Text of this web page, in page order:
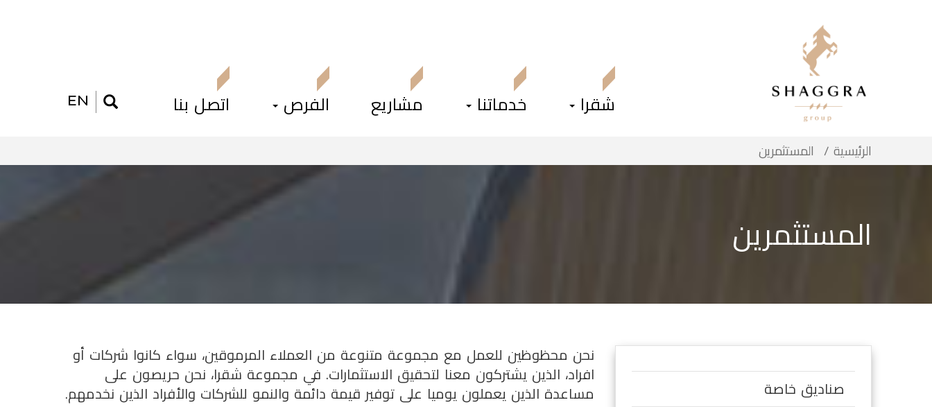
EN شقرا خدماتنا مشاريع الفرص اتصل بنا
الرئيسية المستثمرين
المستثمرين
صناديق خاصة
نحن محظوظين للعمل مع مجموعة متنوعة من العملاء المرموقين، سواء كانوا شركات أو
افراد، الذين يشتركون معنا لتحقيق الاستثمارات. في مجموعة شقرا، نحن حريصون على
مساعدة الذين يعملون يوميا على توفير قيمة دائمة والنمو للشركات والأفراد الذين نخدمهم.